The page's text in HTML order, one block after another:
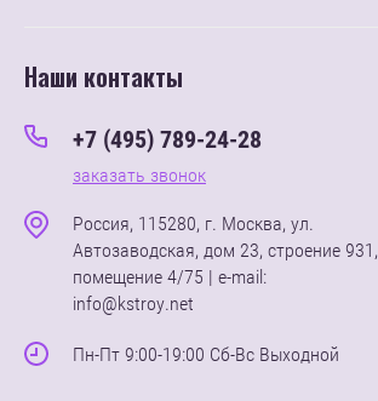
Наши контакты
+7 (495) 789-24-28
заказать звонок
Россия, 115280, г. Москва, ул.
Автозаводская, дом 23, строение 931,
помещение 4/75 | e-mail:
info@kstroy.net
Пн-Пт 9:00-19:00 Сб-Вс Выходной